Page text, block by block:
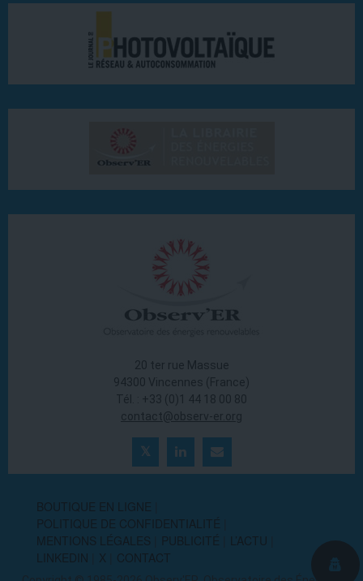
20 ter rue Massue
94300 Vincennes (France)
Tél. : +33 (0)1 44 18 00 80
contact@observ-er.org
BOUTIQUE EN LIGNE
POLITIQUE DE CONFIDENTIALITÉ
MENTIONS LÉGALES
PUBLICITÉ
L’ACTU
LINKEDIN
X CONTACT